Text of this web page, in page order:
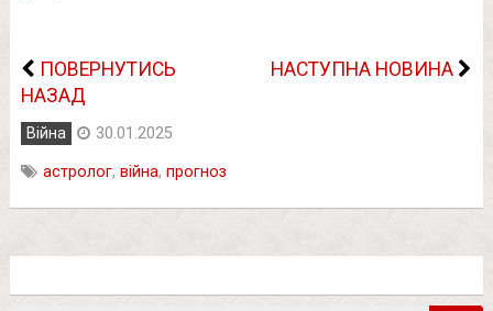
ПОВЕРНУТИСЬ
НАЗАД
НАСТУПНА НОВИНА
Війна 30.01.2025
астролог, війна, прогноз